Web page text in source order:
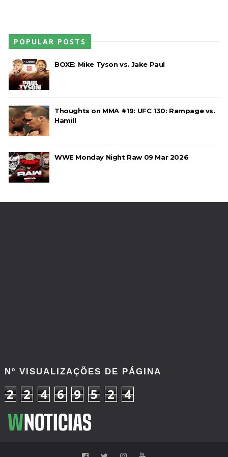
WWE: Bianca Belair e Montez Ford dão as boas-
vindas ao primeiro filho
SCSA867-Aug 05 2026
WWE: WWE anuncia estreia histórica do Raw na
Irlanda
SCSA867-Aug 08 2026
POPULAR POSTS
BOXE: Mike Tyson vs. Jake Paul
Thoughts on MMA #19: UFC 130: Rampage vs.
Hamill
WWE Monday Night Raw 09 Mar 2026
Nº VISUALIZAÇÕES DE PÁGINA
2 2 4 6 9 5 2 4